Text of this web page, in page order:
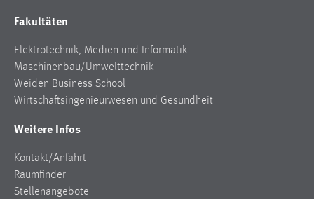
Fakultäten
Elektrotechnik, Medien und Informatik
Maschinenbau/Umwelttechnik
Weiden Business School
Wirtschaftsingenieurwesen und Gesundheit
Weitere Infos
Kontakt/Anfahrt
Raumfinder
Stellenangebote